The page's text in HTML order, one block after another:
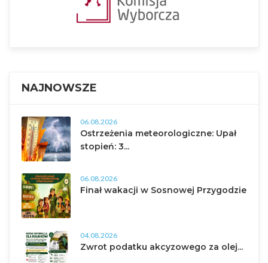
NAJNOWSZE
06.08.2026
Ostrzeżenia meteorologiczne: Upał
stopień: 3...
06.08.2026
Finał wakacji w Sosnowej Przygodzie
04.08.2026
Zwrot podatku akcyzowego za olej...